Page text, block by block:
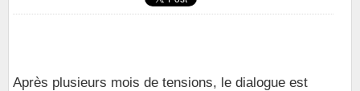
Après plusieurs mois de tensions, le dialogue est